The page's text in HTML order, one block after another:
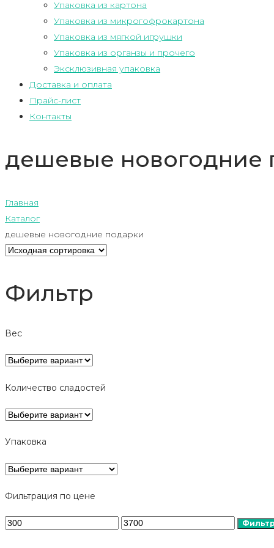
Упаковка из картона
Упаковка из микрогофрокартона
Упаковка из мягкой игрушки
Упаковка из органзы и прочего
Эксклюзивная упаковка
Доставка и оплата
Прайс-лист
Контакты
дешевые новогодние
Главная
Каталог
дешевые новогодние подарки
Фильтр
Вес
Количество сладостей
Упаковка
Фильтрация по цене
Минимальная
Максимальная